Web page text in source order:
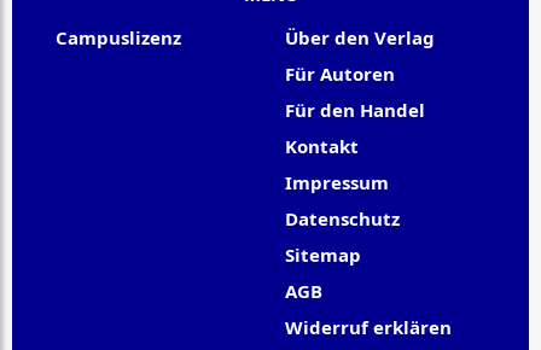
Campuslizenz
Über den Verlag
Für Autoren
Für den Handel
Kontakt
Impressum
Datenschutz
Sitemap
AGB
Widerruf erklären